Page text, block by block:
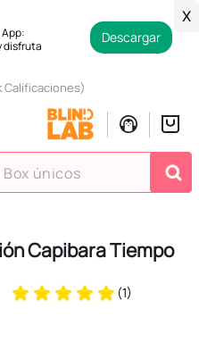
disfruta
Descargar
X
Calificaciones)
únicos
Capibara Tiempo
(1)